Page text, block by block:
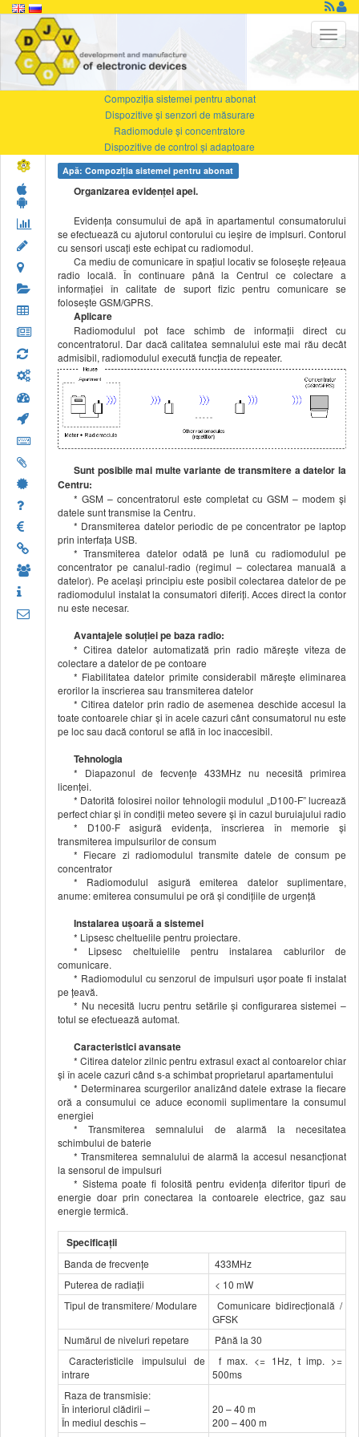
Compoziţia sistemei pentru abonat
Dispozitive și senzori de măsurare
Radiomodule şi concentratore
Dispozitive de control și adaptoare
Apă: Compoziţia sistemei pentru abonat
Organizarea evidenţei apei.
Evidenţa consumului de apă în apartamentul consumatorului
se efectuează cu ajutorul contorului cu ieşire de implsuri. Contorul
cu sensori uscaţi este echipat cu radiomodul.
Ca mediu de comunicare în spaţiul locativ se foloseşte reţeaua
radio locală. În continuare până la Centrul ce colectare a
informaţiei în calitate de suport fizic pentru comunicare se
foloseşte GSM/GPRS.
Aplicare
Radiomodulul pot face schimb de informaţii direct cu
concentratorul. Dar dacă calitatea semnalului este mai rău decât
admisibil, radiomodulul execută funcţia de repeater.
Sunt posibile mai multe variante de transmitere a datelor la
Centru:
* GSM – concentratorul este completat cu GSM – modem şi
datele sunt transmise la Centru.
* Dransmiterea datelor periodic de pe concentrator pe laptop
prin interfaţa USB.
* Transmiterea datelor odată pe lună cu radiomodulul pe
concentrator pe canalul-radio (regimul – colectarea manuală a
datelor). Pe acelaşi principiu este posibil colectarea datelor de pe
radiomodulul instalat la consumatori diferiţi. Acces direct la contor
nu este necesar.
Avantajele soluţiei pe baza radio:
* Citirea datelor automatizată prin radio măreşte viteza de
colectare a datelor de pe contoare
* Fiabilitatea datelor primite considerabil măreşte eliminarea
erorilor la înscrierea sau transmiterea datelor
* Citirea datelor prin radio de asemenea deschide accesul la
toate contoarele chiar şi în acele cazuri cânt consumatorul nu este
pe loc sau dacă contorul se află în loc inaccesibil.
Tehnologia
* Diapazonul de fecvenţe 433MHz nu necesită primirea
licenţei.
* Datorită folosirei noilor tehnologii modulul „D100-F” lucrează
perfect chiar şi în condiţii meteo severe şi în cazul buruiajului radio
* D100-F asigură evidenţa, înscrierea în memorie şi
transmiterea impulsurilor de consum
* Fiecare zi radiomodulul transmite datele de consum pe
concentrator
* Radiomodulul asigură emiterea datelor suplimentare,
anume: emiterea consumului pe oră şi condiţiile de urgenţă
Instalarea uşoară a sistemei
* Lipsesc cheltuelile pentru proiectare.
* Lipsesc cheltuielile pentru instalarea cablurilor de
comunicare.
* Radiomodulul cu senzorul de impulsuri uşor poate fi instalat
pe ţeavă.
* Nu necesită lucru pentru setările şi configurarea sistemei –
totul se efectuează automat.
Caracteristici avansate
* Citirea datelor zilnic pentru extrasul exact al contoarelor chiar
şi în acele cazuri când s-a schimbat proprietarul apartamentului
* Determinarea scurgerilor analizând datele extrase la fiecare
oră a consumului ce aduce economii suplimentare la consumul
energiei
* Transmiterea semnalului de alarmă la necesitatea
schimbului de baterie
* Transmiterea semnalului de alarmă la accesul nesancţionat
la sensorul de impulsuri
* Sistema poate fi folosită pentru evidenţa diferitor tipuri de
energie doar prin conectarea la contoarele electrice, gaz sau
energie termică.
Specificaţii
Banda de frecvenţe
433MHz
Puterea de radiaţii
< 10 mW
Tipul de transmitere/ Modulare
Comunicare bidirecțională /
GFSK
Numărul de niveluri repetare
Până la 30
Caracteristicile impulsului de
intrare
f max. <= 1Hz, t imp. >=
500ms
Raza de transmisie:
În interiorul clădirii –
În mediul deschis –
20 – 40 m
200 – 400 m